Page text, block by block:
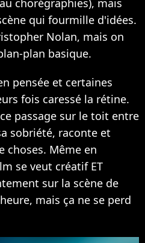
qui fourmille d'idées.
Nolan, mais on
plan basique.
pensée et certaines
fois caressé la rétine.
passage sur le toit entre
sobriété, raconte et
choses. Même en
se veut créatif ET
sur la scène de
mais ça ne se perd